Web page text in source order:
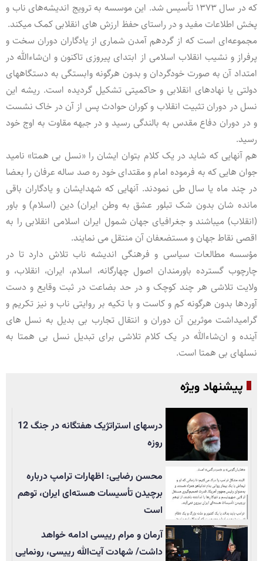
که در سال ۱۳۷۳ تأسیس شد. این موسسه به ترویج اندیشه‌های ناب و
پخش اطلاعات مفید و در راستای حفظ ارزش های انقلابی کمک میکند.
مجموعه‌ای است که از گردهم آمدن شماری از یادگاران دوران سخت و
پرفراز و نشیب انقلاب اسلامی از ابتدای پیروزی تاکنون و ان‌شاءالله در
امتداد آن به صورت خودگردان و بدون هرگونه وابستگی به دستگاههای
دولتی یا نهادهای انقلابی و حاکمیتی تشکیل گردیده است. ریشه این
نسل در دوران تثبیت انقلاب و کوران حوادث پس از آن در خاک نشست
و در دوران دفاع مقدس به بالندگی رسید و در جبهه مقاوت به اوج خود
رسید.
هم آنهایی که شاید در یک کلام بتوان ایشان را «نسل بی همتا» نامید
جوان هایی که به فرموده امام و مقتدای خود ره صد ساله عرفان را بعضا
در چند ماه یا سال طی نمودند. آنهایی که شهدایشان و یادگاران باقی
مانده شان بدون شک تبلور عشق به وطن ایران) دین (اسلام) و باور
(انقلاب) میباشند و جغرافیای جهان شمول ایران اسلامی انقلابی را به
اقصی نقاط جهان و مستضعفان آن منتقل می نمایند.
مؤسسه مطالعات سیاسی و فرهنگی اندیشه ناب تلاش دارد تا در
چارچوب گسترده باورمندان اصول چهارگانه، اسلام، ایران، انقلاب، و
ولایت تلاشی هر چند کوچک و در حد بضاعت در ثبت وقایع و دست
آوردها بدون هرگونه کم و کاست و با تکیه بر روایتی ناب و نیز تکریم و
گرامیداشت موثرین آن دوران و انتقال تجارب بی بدیل به نسل های
آینده و ان‌شاءالله در یک کلام تلاشی برای تبدیل نسل بی همتا به
نسلهای بی همتا است.
پیشنهاد ویژه
درسهای استراتژیک هفتگانه در جنگ 12
روزه
محسن رضایی: اظهارات ترامپ درباره
برچیدن تأسيسات هسته‌ای ایران، توهم
است
آرمان و مرام رییسی ادامه خواهد
داشت/ شهادت آیت‌الله رییسی، رونمایی